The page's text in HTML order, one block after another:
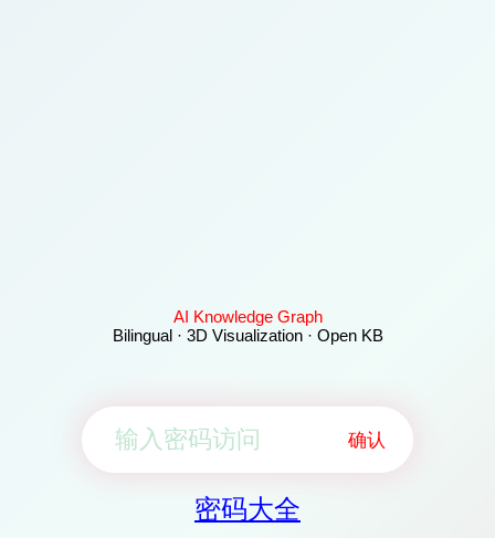
AI Knowledge Graph
Bilingual · 3D Visualization · Open KB
确认
密码大全